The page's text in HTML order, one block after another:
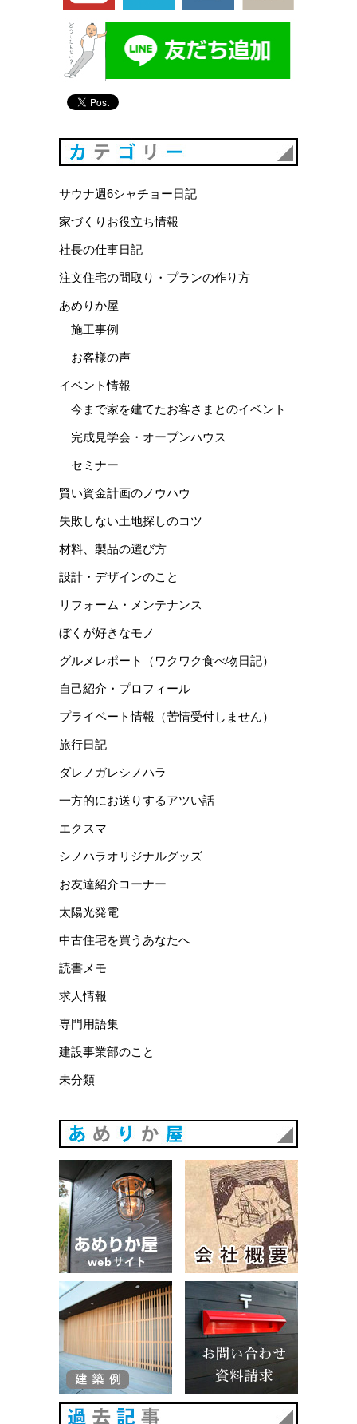
サウナ週6シャチョー日記
家づくりお役立ち情報
社長の仕事日記
注文住宅の間取り・プランの作り方
あめりか屋
施工事例
お客様の声
イベント情報
今まで家を建てたお客さまとのイベント
完成見学会・オープンハウス
セミナー
賢い資金計画のノウハウ
失敗しない土地探しのコツ
材料、製品の選び方
設計・デザインのこと
リフォーム・メンテナンス
ぼくが好きなモノ
グルメレポート（ワクワク食べ物日記）
自己紹介・プロフィール
プライベート情報（苦情受付しません）
旅行日記
ダレノガレシノハラ
一方的にお送りするアツい話
エクスマ
シノハラオリジナルグッズ
お友達紹介コーナー
太陽光発電
中古住宅を買うあなたへ
読書メモ
求人情報
専門用語集
建設事業部のこと
未分類
あめりか屋WEBサイト